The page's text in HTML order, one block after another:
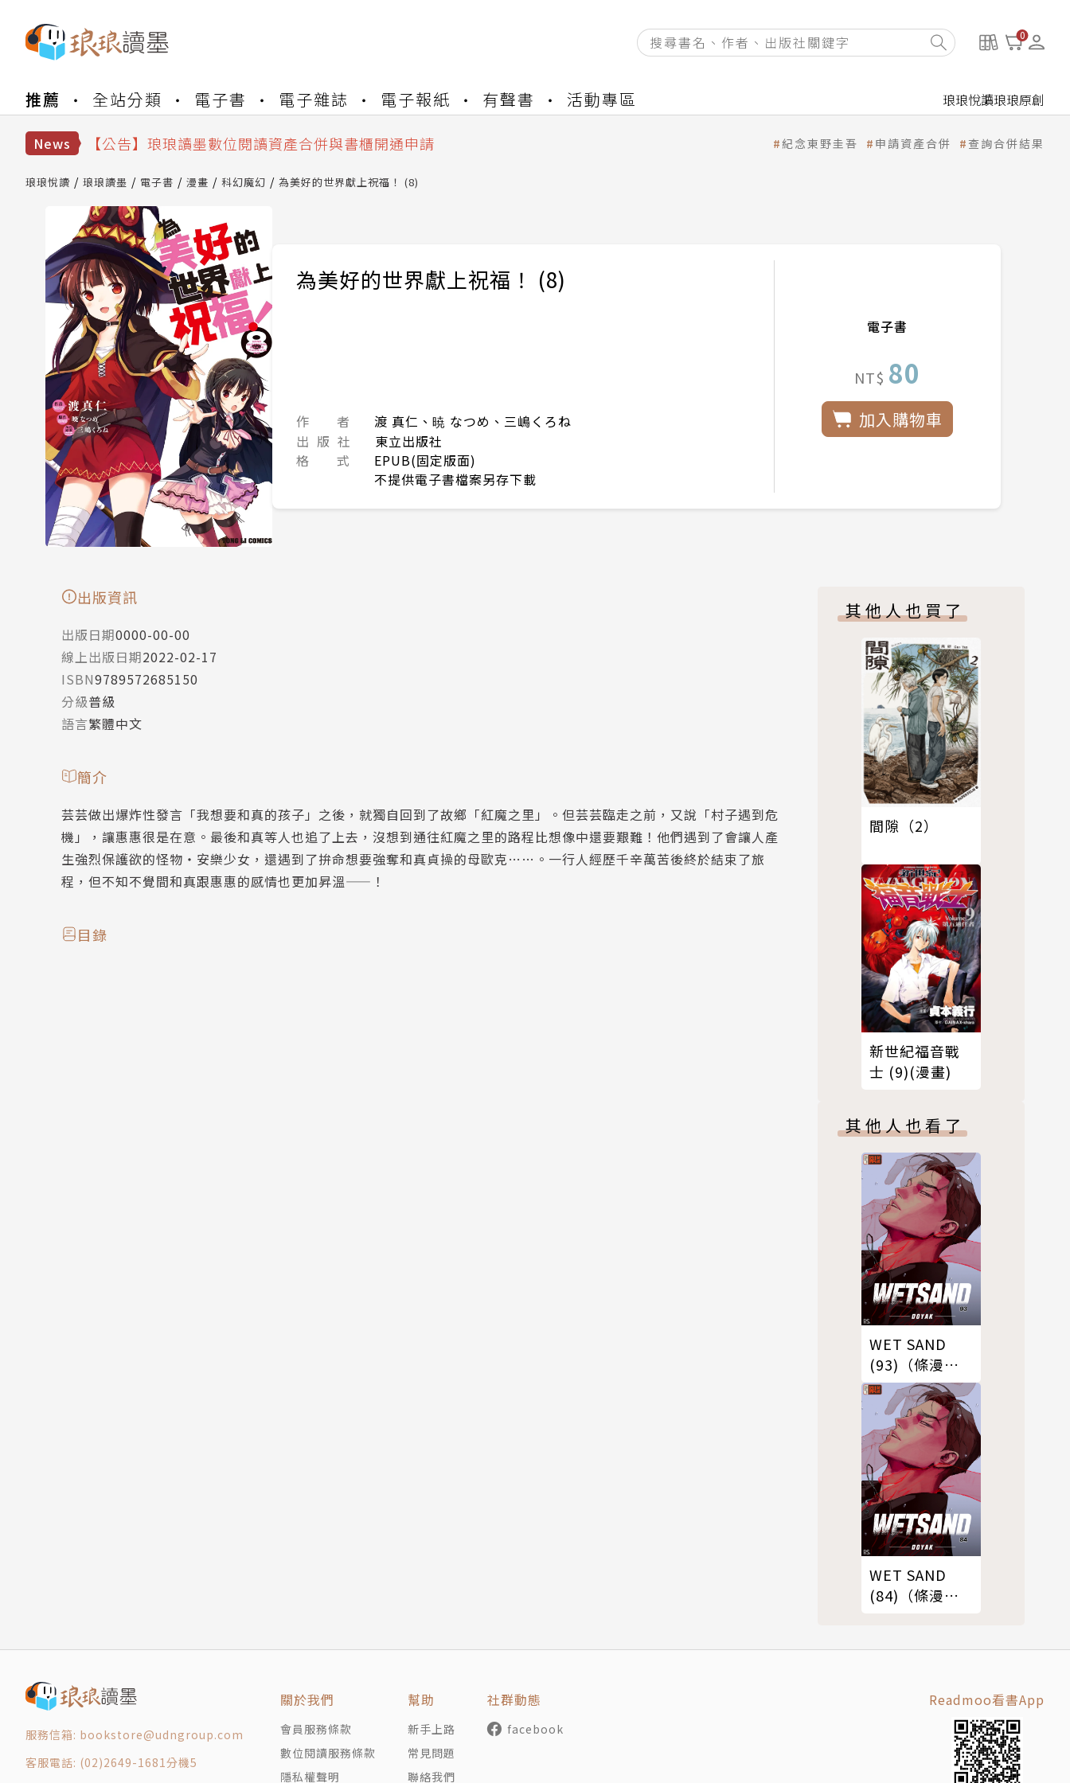
0
推薦 全站分類 電子書 電子雜誌 電子報紙 有聲書 活動專區 琅琅悅讀琅琅原創
News
【公告】因 Readmoo 讀墨系統維護中，本站同步暫停部分閱讀服務
【公告】琅琅讀墨書櫃開通常見問題
【公告】琅琅書店服務升級重要說明及資產合併結果查詢
【公告】因 Readmoo 讀墨系統維護中，本站同步暫停部分閱讀服務
紀念東野圭吾 申請資產合併 查詢合併結果
琅琅悅讀 琅琅讀墨 電子書 漫畫 科幻魔幻 為美好的世界獻上祝福！ (8)
為美好的世界獻上祝福！ (8)
作 者
渡 真仁、暁 なつめ、三嶋くろね
出 版 社
東立出版社
格 式
EPUB(固定版面)
不提供電子書檔案另存下載
電子書
NT$ 80
加入購物車
出版資訊
出版日期0000-00-00
線上出版日期2022-02-17
ISBN9789572685150
分級普級
語言繁體中文
簡介
芸芸做出爆炸性發言「我想要和真的孩子」之後，就獨自回到了故鄉「紅魔之里」。但芸芸臨走之前，又說「村子遇到危
機」，讓惠惠很是在意。最後和真等人也追了上去，沒想到通往紅魔之里的路程比想像中還要艱難！他們遇到了會讓人產
生強烈保護欲的怪物・安樂少女，還遇到了拚命想要強奪和真貞操的母歐克……。一行人經歷千辛萬苦後終於結束了旅
程，但不知不覺間和真跟惠惠的感情也更加昇溫——！
目錄
其他人也買了
間隙（2）
新世紀福音戰
士 (9)(漫畫)
其他人也看了
WET SAND
(93)（條漫
版）
WET SAND
(84)（條漫
服務信箱: bookstore@udngroup.com
客服電話: (02)2649-1681分機5
關於我們
會員服務條款
數位閱讀服務條款
隱私權聲明
幫助
新手上路
常見問題
聯絡我們
社群動態
facebook
Readmoo看書App